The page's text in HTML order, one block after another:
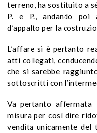
terreno, ha sostituito a
P. e P., andando poi
d’appalto per la
L’affare si è pertanto
atti collegati,
che si sarebbe
sottoscritti con
Va pertanto affermata
misura per così dire
vendita unicamente del